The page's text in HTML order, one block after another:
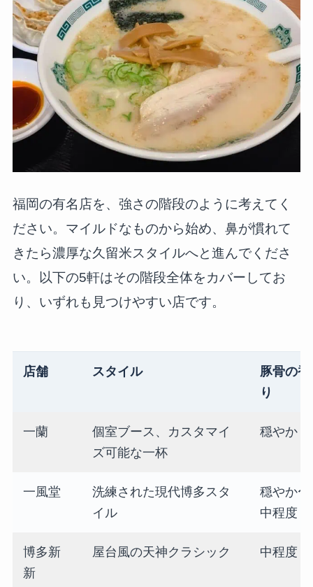
福岡の有名店を、強さの階段のように考えてく
ださい。マイルドなものから始め、鼻が慣れて
きたら濃厚な久留米スタイルへと進んでくださ
い。以下の5軒はその階段全体をカバーしてお
り、いずれも見つけやすい店です。
店舗 スタイル
豚骨の香
り
一蘭
個室ブース、カスタマイ
ズ可能な一杯
穏やか
一風堂
洗練された現代博多スタ
イル
穏やか〜
中程度
博多新
新
屋台風の天神クラシック 中程度